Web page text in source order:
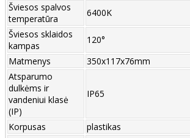
Šviesos spalvos
temperatūra
6400K
Šviesos sklaidos
kampas
120°
Matmenys
350x117x76mm
Atsparumo
dulkėms ir
vandeniui klasė
(IP)
IP65
Korpusas
plastikas